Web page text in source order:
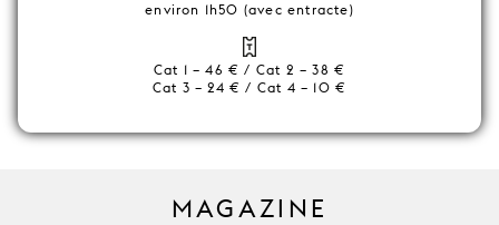
environ 1h50 (avec entracte)
Cat 1 – 46 € / Cat 2 – 38 €
Cat 3 – 24 € / Cat 4 – 10 €
MAGAZINE